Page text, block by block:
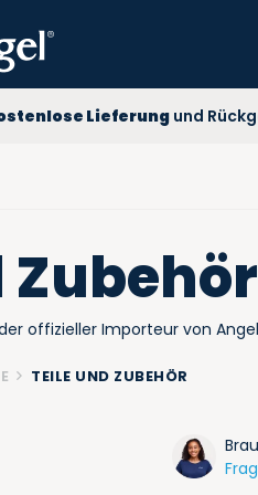
10
Lieferungund
Zubehör
offizieller Importeur von
TEILE UND ZUBEHÖR